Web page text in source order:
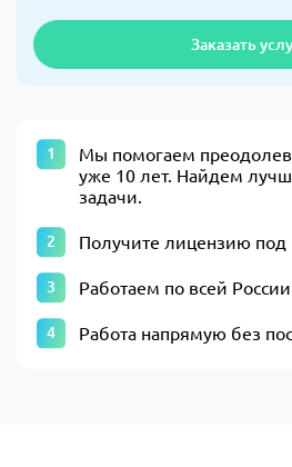
Заказать
​Мы помогаем
уже 10 лет. Найдем
задачи.​
Получите лицензию
Работаем по всей России
Работа напрямую без